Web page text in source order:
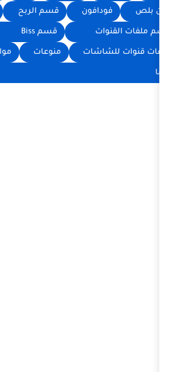
قسم الربح قسم الفيتوشوب
قسم Biss كيوماكس
منوعات مواصفات مونتاج